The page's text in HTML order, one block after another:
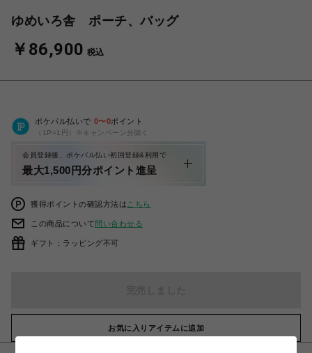
ゆめいろ舎 ポーチ、バッグ
￥86,900 税込
ポケパル払いで 0〜0ポイント
（1P=1円）※キャンペーン分除く
会員登録後、ポケパル払い初回登録&利用で
最大1,500円分ポイント進呈
獲得ポイントの確認方法は こちら
この商品について問い合わせる
ギフト：ラッピング不可
お気に入りアイテムに追加